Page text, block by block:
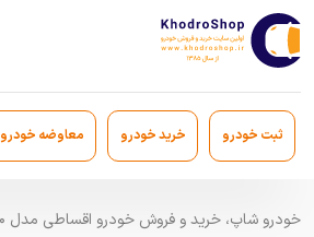
ثبت خودرو خرید خودرو معاوضه خودرو